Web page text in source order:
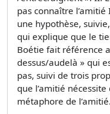
pas connaître
une hypothèse,
qui explique que le
Boétie fait référence
dessus/audelà » qui
pas, suivi de trois
que l’amitié
métaphore de l’amitié.